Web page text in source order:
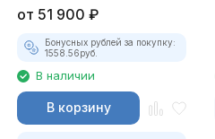
от 51 900 ₽
Бонусных рублей за покупку:
1558.56руб.
В наличии
В корзину